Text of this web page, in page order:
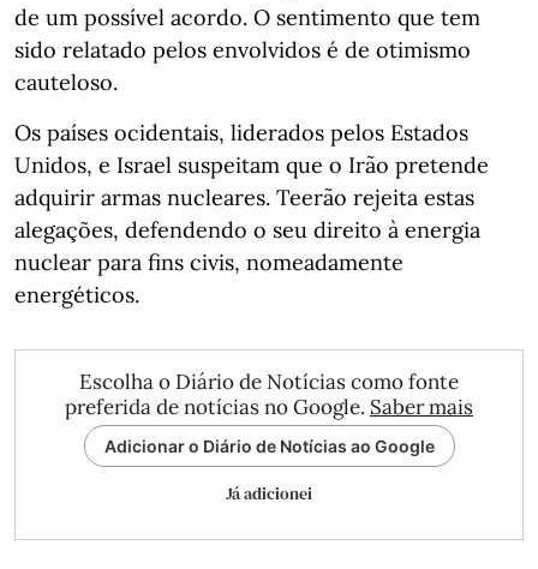
de um possível acordo. O sentimento que tem
sido relatado pelos envolvidos é de otimismo
cauteloso.
Os países ocidentais, liderados pelos Estados
Unidos, e Israel suspeitam que o Irão pretende
adquirir armas nucleares. Teerão rejeita estas
alegações, defendendo o seu direito à energia
nuclear para fins civis, nomeadamente
energéticos.
Escolha o Diário de Notícias como fonte
preferida de notícias no Google. Saber mais
Adicionar o Diário de Notícias ao Google
Já adicionei